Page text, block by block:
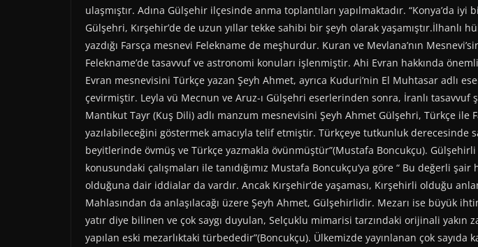
ulaşmıştır. Adına Gülşehir ilçesinde anma toplantıları yapılmaktadır. “Konya’da
Gülşehri, Kırşehir’de de uzun yıllar tekke sahibi bir şeyh olarak yaşamıştır.İlhanlı
yazdığı Farsça mesnevi Felekname de meşhurdur. Kuran ve Mevlana’nın
Felekname’de tasavvuf ve astronomi konuları işlenmiştir. Ahi Evran hakkında
Evran mesnevisini Türkçe yazan Şeyh Ahmet, ayrıca Kuduri’nin El Muhtasar adlı
çevirmiştir. Leyla vü Mecnun ve Aruz-ı Gülşehri eserlerinden sonra, İranlı tasavvuf
Mantıkut Tayr (Kuş Dili) adlı manzum mesnevisini Şeyh Ahmet Gülşehri, Türkçe ile
yazılabileceğini göstermek amacıyla telif etmiştir. Türkçeye tutkunluk derecesinde
beyitlerinde övmüş ve Türkçe yazmakla övünmüştür”(Mustafa Boncukçu).
konusundaki çalışmaları ile tanıdığımız Mustafa Boncukçu’ya göre “ Bu değerli
olduğuna dair iddialar da vardır. Ancak Kırşehir’de yaşaması, Kırşehirli olduğu
Mahlasından da anlaşılacağı üzere Şeyh Ahmet, Gülşehirlidir. Mezarı ise büyük
yatır diye bilinen ve çok saygı duyulan, Selçuklu mimarisi tarzındaki orijinali yakın
yapılan eski mezarlıktaki türbededir”(Boncukçu). Ülkemizde yayınlanan çok sayıda